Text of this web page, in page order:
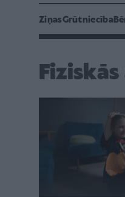
ZiņasGrūtniecība